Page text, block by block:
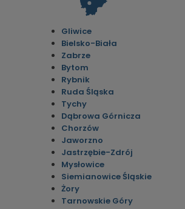
Gliwice
Bielsko-Biała
Zabrze
Bytom
Rybnik
Ruda Śląska
Tychy
Dąbrowa Górnicza
Chorzów
Jaworzno
Jastrzębie-Zdrój
Mysłowice
Siemianowice Śląskie
Żory
Tarnowskie Góry